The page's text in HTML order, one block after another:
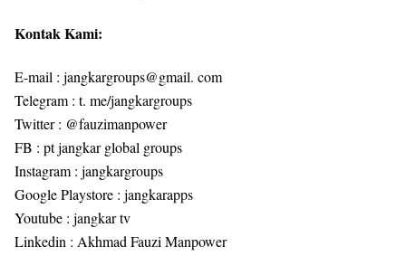
Kontak Kami:
E-mail : jangkargroups@gmail. com
Telegram : t. me/jangkargroups
Twitter : @fauzimanpower
FB : pt jangkar global groups
Instagram : jangkargroups
Google Playstore : jangkarapps
Youtube : jangkar tv
Linkedin : Akhmad Fauzi Manpower